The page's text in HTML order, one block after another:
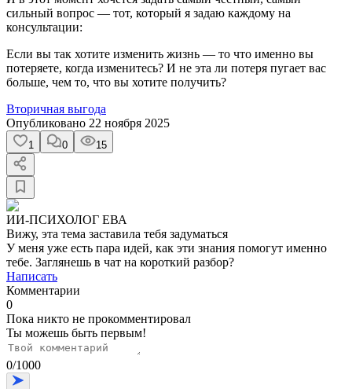
сильный вопрос — тот, который я задаю каждому на
консультации:
Если вы так хотите изменить жизнь — то что именно вы
потеряете, когда изменитесь? И не эта ли потеря пугает вас
больше, чем то, что вы хотите получить?
Вторичная выгода
Опубликовано 22 ноября 2025
1 0 15
ИИ-ПСИХОЛОГ ЕВА
Вижу, эта тема заставила тебя задуматься
У меня уже есть пара идей, как эти знания помогут именно
тебе. Заглянешь в чат на короткий разбор?
Написать
Комментарии
0
Пока никто не прокомментировал
Ты можешь быть первым!
0/1000